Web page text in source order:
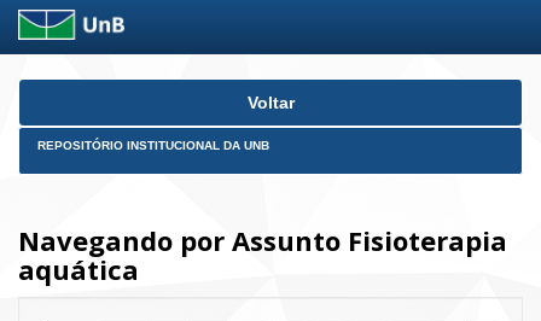
Skip
Voltar
REPOSITÓRIO INSTITUCIONAL DA UNB
Navegando por Assunto Fisioterapia
aquática